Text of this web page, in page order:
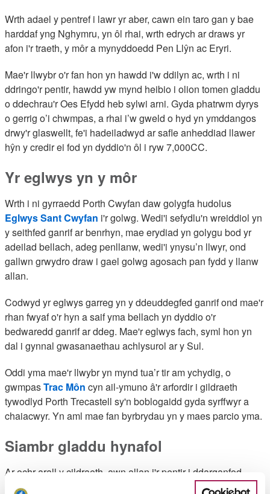
Wrth adael y pentref i lawr yr aber, cawn ein taro gan y bae
harddaf yng Nghymru, yn ôl rhai, wrth edrych ar draws yr
afon i'r traeth, y môr a mynyddoedd Pen Llŷn ac Eryri.
Mae'r llwybr o'r fan hon yn hawdd i'w ddilyn ac, wrth i ni
ddringo'r pentir, hawdd yw mynd heibio i olion tomen gladdu
o ddechrau'r Oes Efydd heb sylwi arni. Gyda phatrwm dyrys
o gerrig o’i chwmpas, a rhai i’w gweld o hyd yn ymddangos
drwy'r glaswellt, fe'i hadeiladwyd ar safle anheddiad llawer
hŷn y credir ei fod yn dyddio'n ôl i ryw 7,000CC.
Yr eglwys yn y môr
Wrth i ni gyrraedd Porth Cwyfan daw golygfa hudolus
Eglwys Sant Cwyfan i'r golwg. Wedi'i sefydlu'n wreiddiol yn
y seithfed ganrif ar benrhyn, mae erydiad yn golygu bod yr
adeilad bellach, adeg penllanw, wedi'i ynysu’n llwyr, ond
gallwn grwydro draw i gael golwg agosach pan fydd y llanw
allan.
Codwyd yr eglwys garreg yn y ddeuddegfed ganrif ond mae'r
rhan fwyaf o'r hyn a saif yma bellach yn dyddio o'r
bedwaredd ganrif ar ddeg. Mae'r eglwys fach, syml hon yn
dal i gynnal gwasanaethau achlysurol ar y Sul.
Oddi yma mae'r llwybr yn mynd tua’r tir am ychydig, o
gwmpasTrac Môn cyn ail-ymuno â'r arfordir i gildraeth
tywodlyd Porth Trecastell sy'n boblogaidd gyda syrffwyr a
chaiacwyr. Yn aml mae fan byrbrydau yn y maes parcio yma.
Siambr gladdu hynafol
Ar ochr arall y cildraeth, awn allan i'r pentir i ddarganfod
siambr gladdu Neolithig
Barclodiad y Gawres. Wedi'i gosod